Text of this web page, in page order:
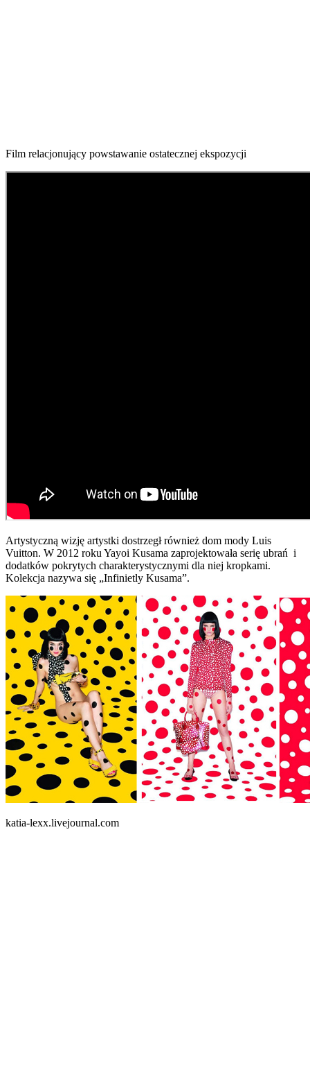
Film relacjonujący powstawanie ostatecznej ekspozycji
Artystyczną wizję artystki dostrzegł również dom mody Luis
Vuitton. W 2012 roku Yayoi Kusama zaprojektowała serię ubrań i
dodatków pokrytych charakterystycznymi dla niej kropkami.
Kolekcja nazywa się „Infinietly Kusama”.
katia-lexx.livejournal.com